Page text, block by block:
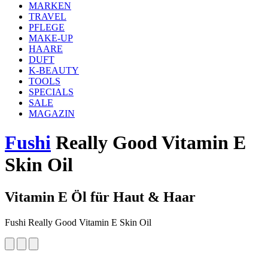
MARKEN
TRAVEL
PFLEGE
MAKE-UP
HAARE
DUFT
K-BEAUTY
TOOLS
SPECIALS
SALE
MAGAZIN
Fushi Really Good Vitamin E
Skin Oil
Vitamin E Öl für Haut & Haar
Fushi Really Good Vitamin E Skin Oil